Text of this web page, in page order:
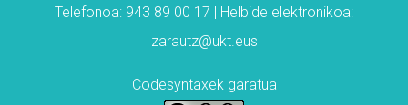
Telefonoa: 943 89 00 17 | Helbide elektronikoa:
zarautz@ukt.eus
Codesyntaxek garatua